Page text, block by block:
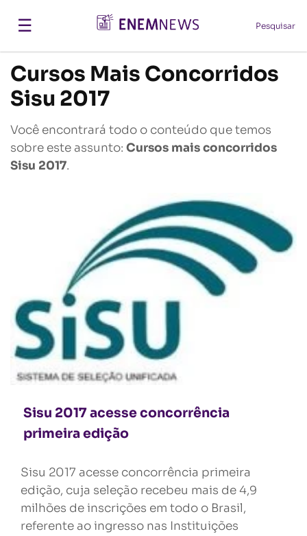
☰ Pesquisar
Cursos Mais Concorridos
Sisu 2017
Você encontrará todo o conteúdo que temos
sobre este assunto: Cursos mais concorridos
Sisu 2017.
Sisu 2017 acesse concorrência
primeira edição
Sisu 2017 acesse concorrência primeira
edição, cuja seleção recebeu mais de 4,9
milhões de inscrições em todo o Brasil,
referente ao ingresso nas Instituições